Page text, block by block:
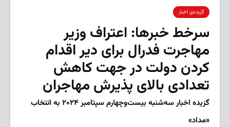
گزیده‌ی‌ اخبار
سرخط خبرها: اعتراف وزیر
مهاجرت فدرال برای دیر اقدام
کردن دولت در جهت کاهش
تعدادی بالای پذیرش مهاجران
گزیده‌ اخبار سه‌شنبه بیست‌و‌چهارم سپتامبر ۲۰۲۴ به انتخاب
«مداد»